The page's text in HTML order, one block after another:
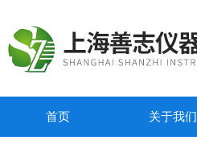
首页 关于我们